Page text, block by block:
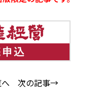
次の記事→